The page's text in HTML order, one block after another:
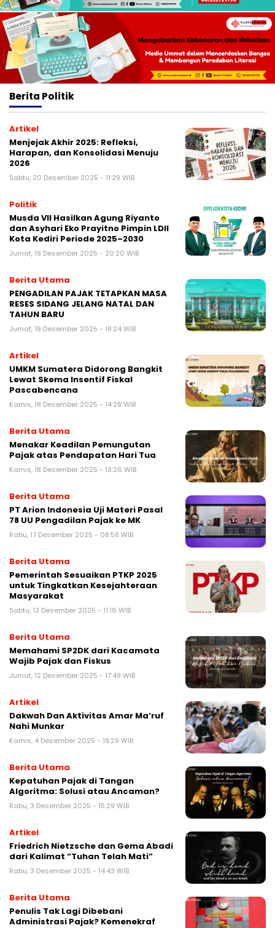
Berita Politik
Artikel
Menjejak Akhir 2025: Refleksi,
Harapan, dan Konsolidasi Menuju
2026
Sabtu, 20 Desember 2025 - 11:29 WIB
Politik
Musda VII Hasilkan Agung Riyanto
dan Asyhari Eko Prayitno Pimpin LDII
Kota Kediri Periode 2025–2030
Jumat, 19 Desember 2025 - 20:20 WIB
Berita Utama
PENGADILAN PAJAK TETAPKAN MASA
RESES SIDANG JELANG NATAL DAN
TAHUN BARU
Jumat, 19 Desember 2025 - 18:24 WIB
Artikel
UMKM Sumatera Didorong Bangkit
Lewat Skema Insentif Fiskal
Pascabencana
Kamis, 18 Desember 2025 - 14:28 WIB
Berita Utama
Menakar Keadilan Pemungutan
Pajak atas Pendapatan Hari Tua
Kamis, 18 Desember 2025 - 13:26 WIB
Berita Utama
PT Arion Indonesia Uji Materi Pasal
78 UU Pengadilan Pajak ke MK
Rabu, 17 Desember 2025 - 08:58 WIB
Berita Utama
Pemerintah Sesuaikan PTKP 2025
untuk Tingkatkan Kesejahteraan
Masyarakat
Sabtu, 13 Desember 2025 - 11:16 WIB
Berita Utama
Memahami SP2DK dari Kacamata
Wajib Pajak dan Fiskus
Jumat, 12 Desember 2025 - 17:49 WIB
Artikel
Dakwah Dan Aktivitas Amar Ma’ruf
Nahi Munkar
Kamis, 4 Desember 2025 - 19:29 WIB
Berita Utama
Kepatuhan Pajak di Tangan
Algoritma: Solusi atau Ancaman?
Rabu, 3 Desember 2025 - 15:29 WIB
Artikel
Friedrich Nietzsche dan Gema Abadi
dari Kalimat “Tuhan Telah Mati”
Rabu, 3 Desember 2025 - 14:43 WIB
Berita Utama
Penulis Tak Lagi Dibebani
Administrasi Pajak? Kemenekraf